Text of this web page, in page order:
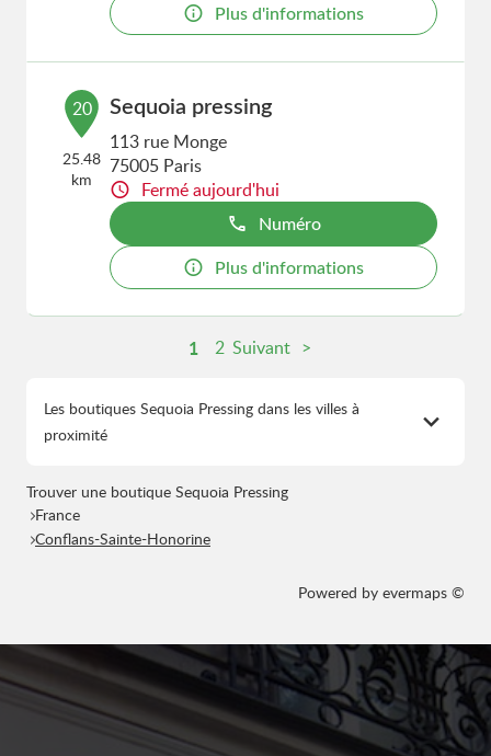
Plus d'informations
20
25.48
km
Sequoia pressing
113 rue Monge
75005 Paris
Fermé aujourd'hui
Numéro
Plus d'informations
1 2 Suivant
Les boutiques Sequoia Pressing dans les villes à
proximité
Trouver une boutique Sequoia Pressing
France
Conflans-Sainte-Honorine
Powered by evermaps ©